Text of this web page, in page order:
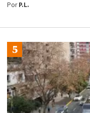
PorP.L.